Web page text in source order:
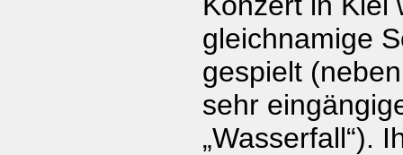
gleichnamige
gespielt
sehr
„Wasserfall“).